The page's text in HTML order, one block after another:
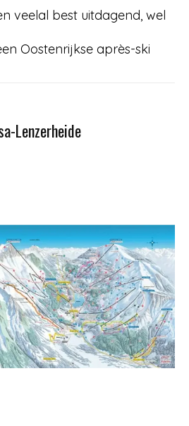
veelal best uitdagend, wel
Oostenrijkse après-ski
Lenzerheide